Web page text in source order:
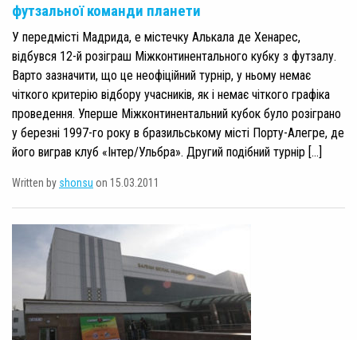
футзальної команди планети
У передмісті Мадрида, e містечку Алькала де Хенарес,
відбувся 12-й розіграш Міжконтинентального кубку з футзалу.
Варто зазначити, що це неофіційний турнір, у ньому немає
чіткого критерію відбору учасників, як і немає чіткого графіка
проведення. Уперше Міжконтинентальний кубок було розіграно
у березні 1997-го року в бразильському місті Порту-Алегре, де
його виграв клуб «Інтер/Ульбра». Другий подібний турнір […]
Written by shonsu on 15.03.2011